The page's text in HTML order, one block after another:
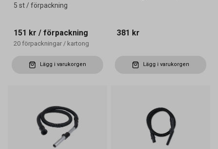
5 st / förpackning
151 kr / förpackning
20 förpackningar / kartong
Lägg i varukorgen
381 kr
Lägg i varukorgen